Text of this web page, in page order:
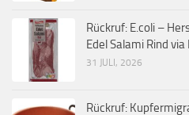
Rückruf: E.coli –
Edel Salami Rind via
31 JULI, 2026
Rückruf: